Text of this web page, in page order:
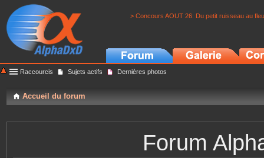
> Concours AOUT 26: Du petit ruisseau au
Raccourcis Sujets actifs Dernières photos
Accueil du forum
Forum